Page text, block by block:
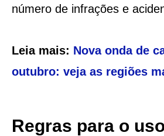
número de infrações e
Leia mais: Nova onda de
outubro: veja as regiões
Regras para o